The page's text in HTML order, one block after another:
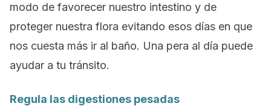
modo de favorecer nuestro intestino y de
proteger nuestra flora evitando esos días en que
nos cuesta más ir al baño. Una pera al día puede
ayudar a tu tránsito.
Regula las digestiones pesadas